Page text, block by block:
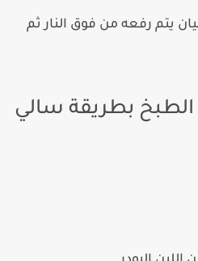
يتم رفعه من فوق النار ثم
بطريقة سالي